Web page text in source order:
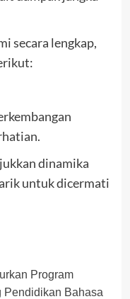
secara lengkap,
dinamika
untuk dicermati
Program
Pendidikan Bahasa